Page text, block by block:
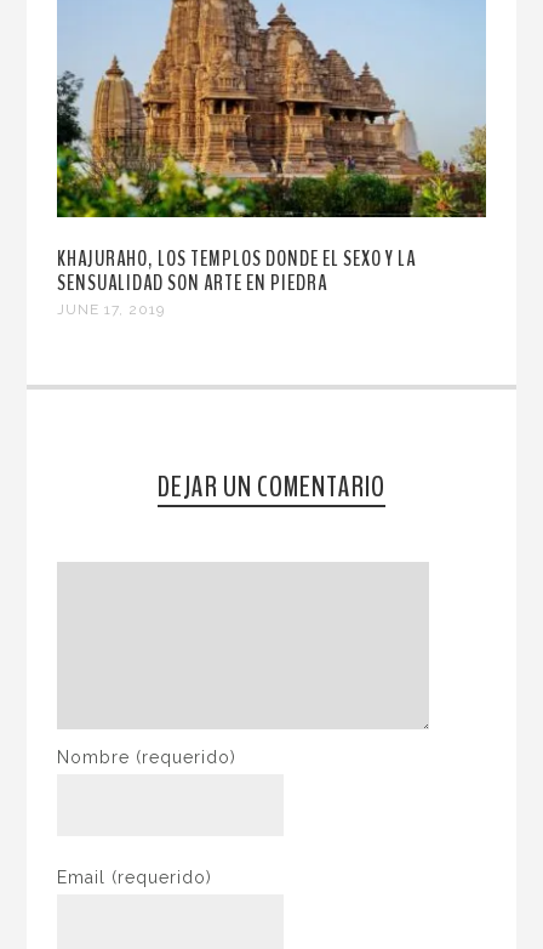
KHAJURAHO, LOS TEMPLOS DONDE EL SEXO Y LA
SENSUALIDAD SON ARTE EN PIEDRA
JUNE 17, 2019
DEJAR UN COMENTARIO
Nombre (requerido)
Email (requerido)